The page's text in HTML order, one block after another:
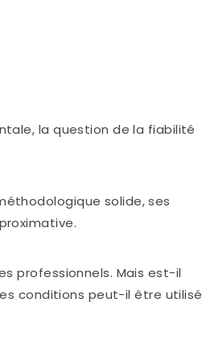
la question de la fiabilité
solide, ses
professionnels. Mais est-il
conditions peut-il être utilisé